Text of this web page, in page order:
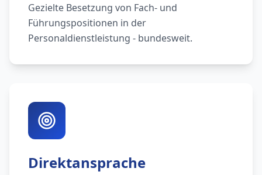
Gezielte Besetzung von Fach- und
Führungspositionen in der
Personaldienstleistung - bundesweit.
Direktansprache